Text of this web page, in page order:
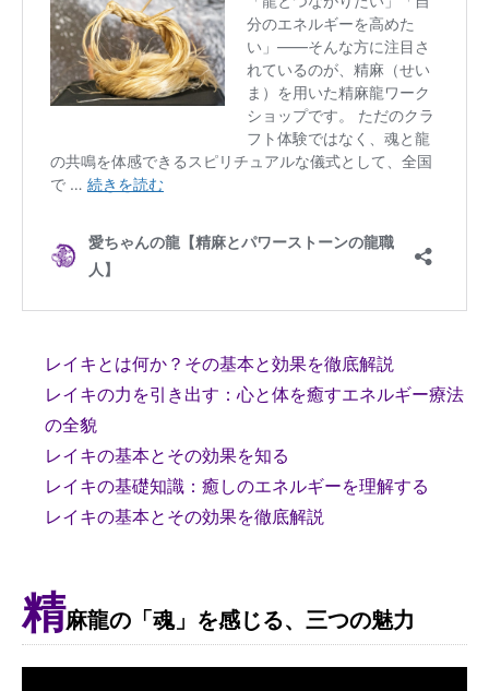
レイキとは何か？その基本と効果を徹底解説
レイキの力を引き出す：心と体を癒すエネルギー療法
の全貌
レイキの基本とその効果を知る
レイキの基礎知識：癒しのエネルギーを理解する
レイキの基本とその効果を徹底解説
精麻龍の「魂」を感じる、三つの魅力